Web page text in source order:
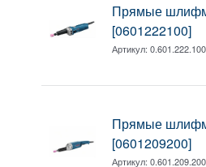
Прямые
[0601222100]
Артикул:0.601.222.100
Прямые
[0601209200]
Артикул:0.601.209.200